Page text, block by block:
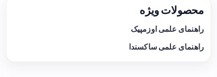
محصولات ویژه
راهنمای علمی اوزمپیک
راهنمای علمی ساکسندا